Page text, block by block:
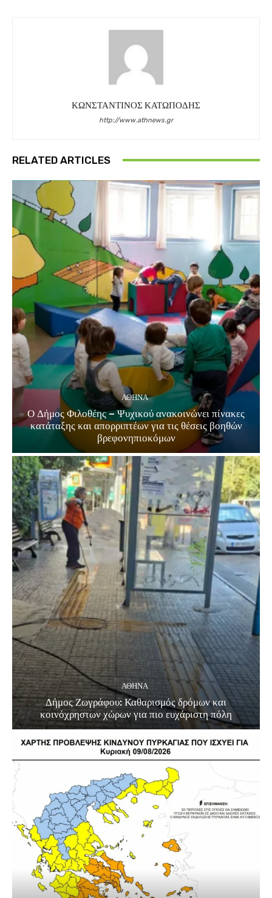
ΚΩΝΣΤΑΝΤΙΝΟΣ ΚΑΤΩΠΟΔΗΣ
http://www.athnews.gr
RELATED ARTICLES
ΑΘΗΝΑ
Ο Δήμος Φιλοθέης – Ψυχικού ανακοινώνει πίνακες
κατάταξης και απορριπτέων για τις θέσεις βοηθών
βρεφονηπιοκόμων
ΑΘΗΝΑ
Δήμος Ζωγράφου: Καθαρισμός δρόμων και
κοινόχρηστων χώρων για πιο ευχάριστη πόλη